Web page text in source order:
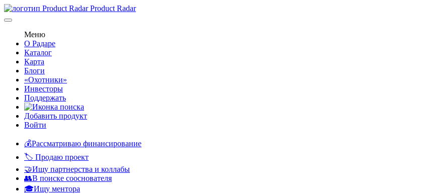
Product Radar
Меню
О Радаре
Каталог
Карта
Блоги
«Охотники»
Инвесторы
Поддержать
Добавить продукт
Войти
💰Рассматриваю финансирование
🏷️ Продаю проект
🤝Ищу партнерства и коллабы
👥В поиске сооснователя
🎓Ищу ментора